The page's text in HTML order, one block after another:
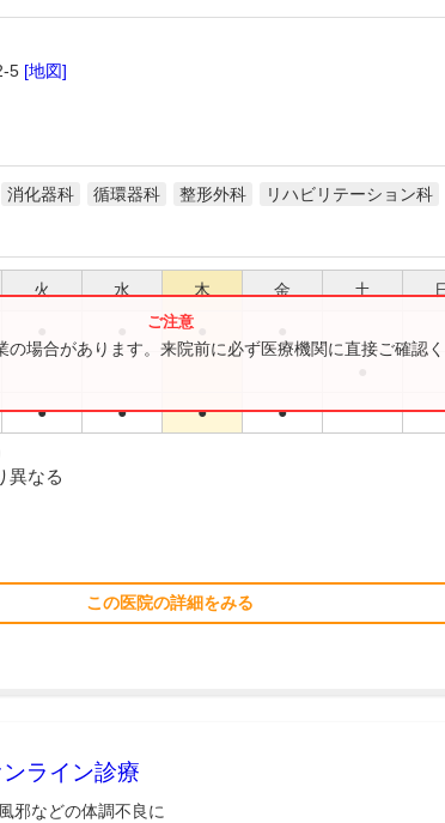
5 [地図]
消化器科 循環器科 整形外科 リハビリテーション科
火 水 木 金 土
● ● ● ●
場合があります。来院前に必ず医療機関に直接ご確認く
異なる
この医院の詳細をみる
ンライン診療
邪などの体調不良に